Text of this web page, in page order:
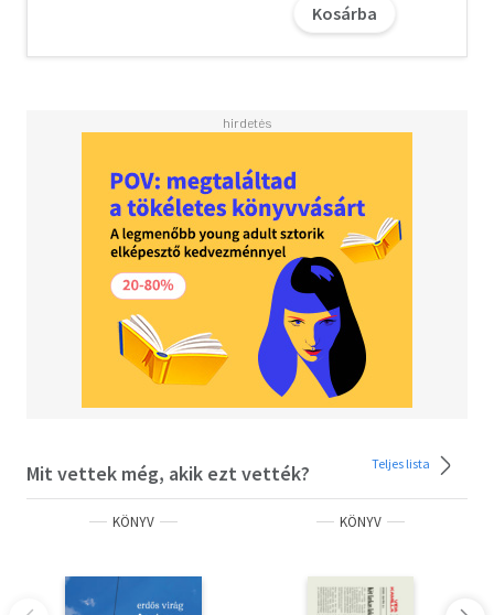
Borítóterv és illusztráció: Szabó Imola Julianna
nemzetközi művészeti díjakat nyert: Móricz Zsigmond
(2015), Szép Magyar Könyv Díj (2015, 2016), Írók Boltja
Irodalmi Ösztöndíj (2016), Molnár István-fődíj (2016,
2018), WFA/Lengyelország Ösztöndíj (2020),
Erzsébetvárosi Irodalmi Ösztöndíj (2022), Évfordulós
Illusztrációs Fesztivál (2023), Jean-Jacques Rousseau
Fellowship (2025)
Kosárba
Mit vettek még, akik ezt vették? Teljes lista
KÖNYV KÖNYV